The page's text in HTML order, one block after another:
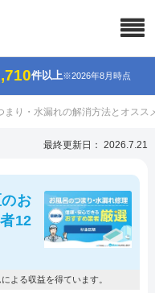
件以上※2026年8月時点
まり・水漏れの解消方法とオスス
最終更新日： 2026.7.21
お
12
よる収益を得ています。